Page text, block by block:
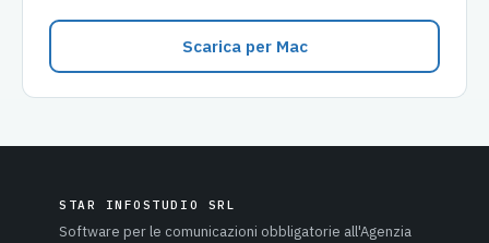
Scarica per Mac
STAR INFOSTUDIO SRL
Software per le comunicazioni obbligatorie all'Agenzia